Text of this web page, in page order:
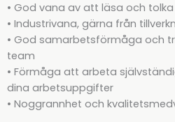
• God vana av att läsa och
• Industrivana, gärna från
• God samarbetsförmåga och
team
• Förmåga att arbeta
dina arbetsuppgifter
• Noggrannhet och